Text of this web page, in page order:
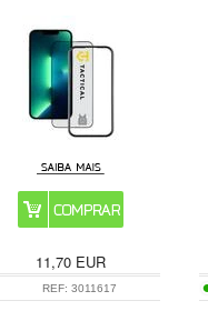
11,70 EUR
REF: 3011617